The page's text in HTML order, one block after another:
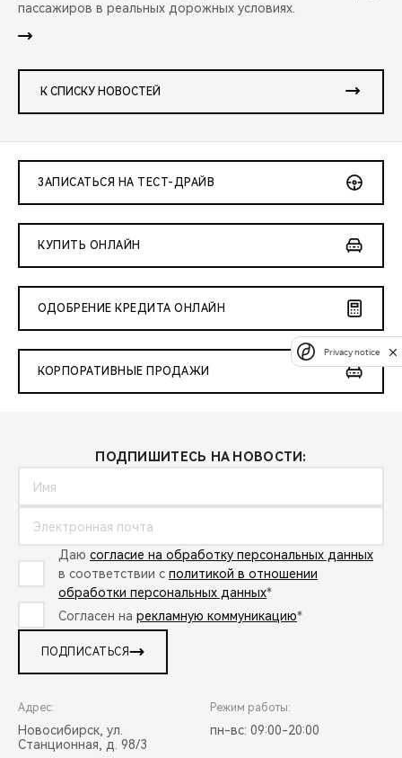
пассажиров в реальных дорожных условиях.
К СПИСКУ НОВОСТЕЙ
ЗАПИСАТЬСЯ НА ТЕСТ-ДРАЙВ
КУПИТЬ ОНЛАЙН
ОДОБРЕНИЕ КРЕДИТА ОНЛАЙН
КОРПОРАТИВНЫЕ ПРОДАЖИ
ПОДПИШИТЕСЬ НА НОВОСТИ:
Даю согласие на обработку персональных данных
в соответствии с политикой в отношении
обработки персональных данных*
Согласен на рекламную коммуникацию*
ПОДПИСАТЬСЯ
Адрес:
Новосибирск, ул.
Станционная, д. 98/3
Режим работы:
пн-вс: 09:00-20:00
Privacy notice